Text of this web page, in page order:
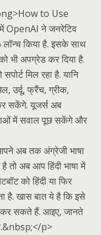
to Use
OpenAI ने जनरेटिव
किया है. इसके साथ
भी अपग्रेड कर दिया है.
मिल रहा है. यानि
उर्दू, फ्रैंच, ग्रीक,
सकेंगे. यूजर्स अब
में सवाल पूछ सकेंगे और
अब तक अंग्रेजी भाषा
तो अब आप हिंदी भाषा में
को हिंदी या फिर
है. खास बात ये है कि इसे
सकते हैं. आइए, जानते
p>